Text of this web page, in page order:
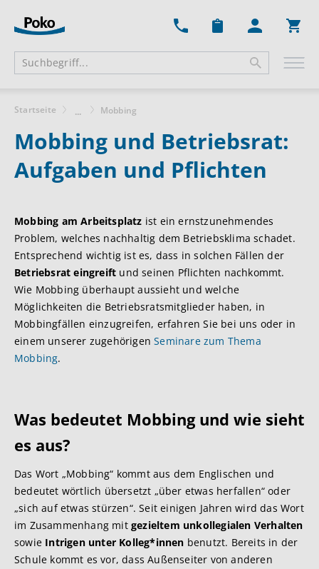
Startseite ... Mobbing
Mobbing und Betriebsrat:
Aufgaben und Pflichten
Mobbing am Arbeitsplatz ist ein ernstzunehmendes
Problem, welches nachhaltig dem Betriebsklima schadet.
Entsprechend wichtig ist es, dass in solchen Fällen der
Betriebsrat eingreift und seinen Pflichten nachkommt.
Wie Mobbing überhaupt aussieht und welche
Möglichkeiten die Betriebsratsmitglieder haben, in
Mobbingfällen einzugreifen, erfahren Sie bei uns oder in
einem unserer zugehörigenSeminare zum Thema
Mobbing.
Was bedeutet Mobbing und wie sieht
es aus?
Das Wort „Mobbing“ kommt aus dem Englischen und
bedeutet wörtlich übersetzt „über etwas herfallen“ oder
„sich auf etwas stürzen“. Seit einigen Jahren wird das Wort
im Zusammenhang mit gezieltem unkollegialen Verhalten
sowie Intrigen unter Kolleg*innen benutzt. Bereits in der
Schule kommt es vor, dass Außenseiter von anderen